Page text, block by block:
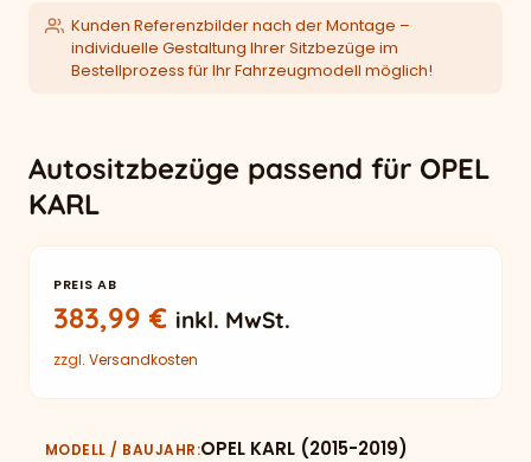
Kunden Referenzbilder nach der Montage –
individuelle Gestaltung Ihrer Sitzbezüge im
Bestellprozess für Ihr Fahrzeugmodell möglich!
Autositzbezüge passend für OPEL
KARL
PREIS AB
383,99€ inkl. MwSt.
zzgl. Versandkosten
MODELL / BAUJAHR OPEL KARL (2015-2019)